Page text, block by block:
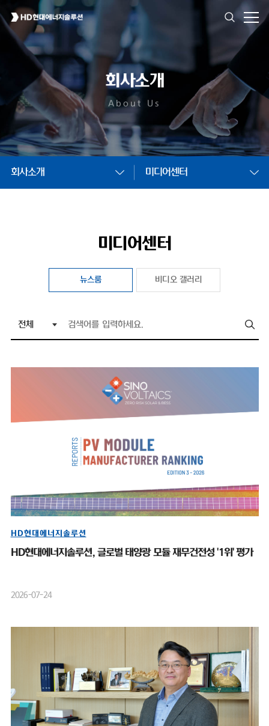
회사소개
About Us
회사소개 미디어센터
미디어센터
뉴스룸 비디오 갤러리
HD현대에너지솔루션
HD현대에너지솔루션, 글로벌 태양광 모듈 재무건전성 '1위' 평가
2026-07-24